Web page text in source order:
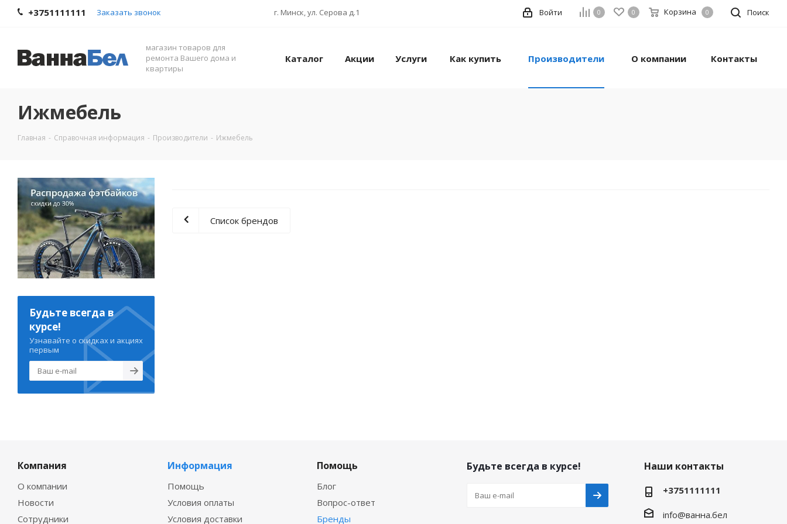
+3751111111 Заказать звонок г. Минск, ул. Серова д.1 Поиск
0 0 Корзина 0
Войти
магазин товаров для
ремонта Вашего дома и
квартиры
Каталог Акции Услуги Как купить Производители О компании Контакты
Ижмебель
Главная - Справочная информация - Производители - Ижмебель
Список брендов
Будьте всегда в
курсе!
Узнавайте о скидках и акциях
первым
Компания
О компании
Новости
Сотрудники
Информация
Помощь
Условия оплаты
Условия доставки
Помощь
Блог
Вопрос-ответ
Бренды
Будьте всегда в курсе! Наши контакты
+3751111111
info@ванна.бел